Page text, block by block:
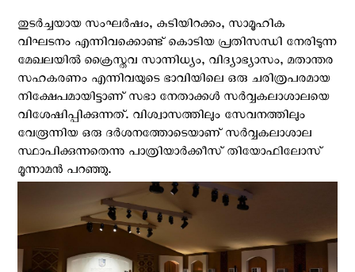
തുടർച്ചയായ സംഘർഷം, കുടിയിറക്കം, സാമൂഹിക
വിഘടനം എന്നിവക്കൊണ്ട് കൊടിയ പ്രതിസന്ധി നേരിടുന്ന
മേഖലയിൽ ക്രൈസ്തവ സാന്നിധ്യം, വിദ്യാഭ്യാസം, മതാന്തര
സഹകരണം എന്നിവയുടെ ഭാവിയിലെ ഒരു ചരിത്രപരമായ
നിക്ഷേപമായിട്ടാണ് സഭാ നേതാക്കൾ സർവ്വകലാശാലയെ
വിശേഷിപ്പിക്കുന്നത്. വിശ്വാസത്തിലും സേവനത്തിലും
വേരൂന്നിയ ഒരു ദർശനത്തോടെയാണ് സര്‍വ്വകലാശാല
സ്ഥാപിക്കുന്നതെന്നു പാത്രിയാർക്കീസ് ​​തിയോഫിലോസ്
മൂന്നാമൻ പറഞ്ഞു.